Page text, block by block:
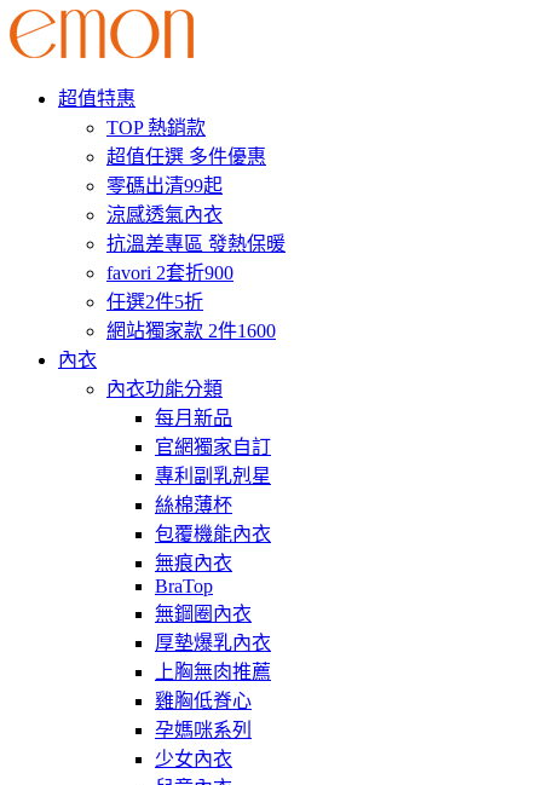
超值特惠
TOP 熱銷款
超值任選 多件優惠
零碼出清99起
涼感透氣內衣
抗溫差專區 發熱保暖
favori 2套折900
任選2件5折
網站獨家款 2件1600
內衣
內衣功能分類
每月新品
官網獨家自訂
專利副乳剋星
絲棉薄杯
包覆機能內衣
無痕內衣
BraTop
無鋼圈內衣
厚墊爆乳內衣
上胸無肉推薦
雞胸低脊心
孕媽咪系列
少女內衣